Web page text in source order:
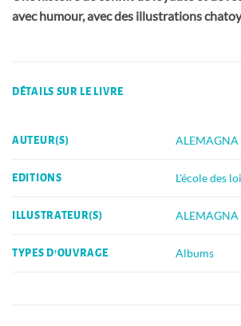
avec humour, avec des illustrations
DÉTAILS SUR LE LIVRE
AUTEUR(S)
EDITIONS L'école des
ILLUSTRATEUR(S)
TYPES D'OUVRAGE Albums